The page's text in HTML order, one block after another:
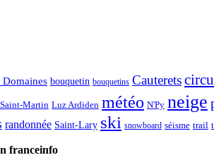
bouquetin bouquetins Cauterets
Martin Luz Ardiden météo N'Py neige
randonnée Saint-Lary ski snowboard séisme trail
franceinfo